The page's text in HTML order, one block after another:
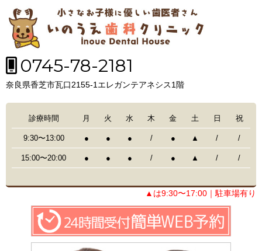
0745-78-2181
奈良県香芝市瓦口2155-1エレガンテアネシス1階
診療時間 月 火 水 木 金 土 日 祝
9:30〜13:00 ● ● ● / ● ▲ / /
15:00〜20:00 ● ● ● / ● ▲ / /
▲は9:30〜17:00｜駐車場有り